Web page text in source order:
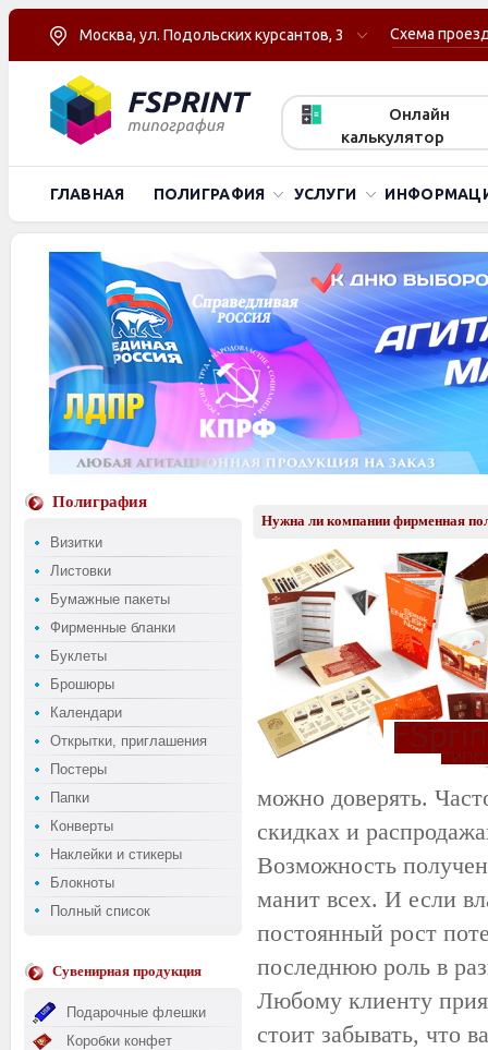
Москва, ул. Подольских курсантов, 3 Схема
Онлайн
калькулятор
ГЛАВНАЯ ПОЛИГРАФИЯ УСЛУГИ
Полиграфия
Визитки
Листовки
Бумажные пакеты
Фирменные бланки
Буклеты
Брошюры
Календари
Открытки, приглашения
Постеры
Папки
Конверты
Наклейки и стикеры
Блокноты
Полный список
Сувенирная продукция
Подарочные флешки
Коробки конфет
Нужна ли компании фирменная
можно доверять.
скидках и
Возможность
манит всех. И если
постоянный рост
последнюю роль в
Любому клиенту
стоит забывать, что